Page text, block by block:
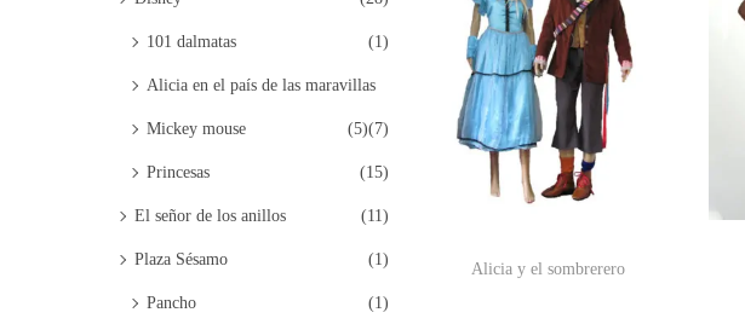
Alicia y el sombrerero
101 dalmatas (1)
Alicia en el país de las maravillas
(7)
Mickey mouse (5)
Princesas (15)
El señor de los anillos (11)
Plaza Sésamo (1)
Pancho (1)